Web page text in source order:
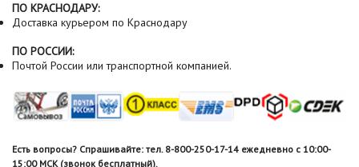
ПО КРАСНОДАРУ:
Доставка курьером по Краснодару
ПО РОССИИ:
Почтой России или транспортной компанией.
Есть вопросы? Спрашивайте: тел. 8-800-250-17-14 ежедневно с 10:00-
15:00 МСК (звонок бесплатный).